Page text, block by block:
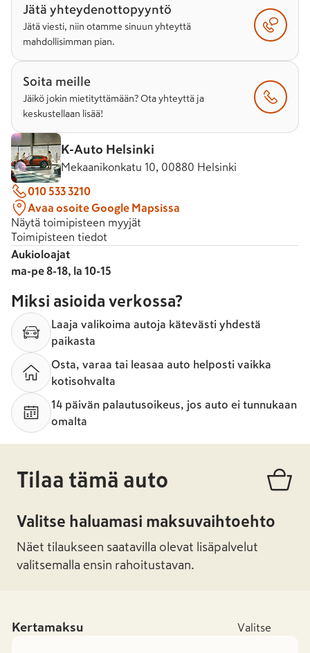
Jätä yhteydenottopyyntö
Jätä viesti, niin otamme sinuun yhteyttä
mahdollisimman pian.
Soita meille
Jäikö jokin mietityttämään? Ota yhteyttä ja
keskustellaan lisää!
K-Auto Helsinki
Mekaanikonkatu 10, 00880 Helsinki
010 533 3210
Avaa osoite Google Mapsissa
Näytä toimipisteen myyjät
Toimipisteen tiedot
Aukioloajat
ma-pe 8-18, la 10-15
Miksi asioida verkossa?
Laaja valikoima autoja kätevästi yhdestä
paikasta
Osta, varaa tai leasaa auto helposti vaikka
kotisohvalta
14 päivän palautusoikeus, jos auto ei tunnukaan
omalta
Tilaa tämä auto
Valitse haluamasi maksuvaihtoehto
Näet tilaukseen saatavilla olevat lisäpalvelut
valitsemalla ensin rahoitustavan.
Kertamaksu Valitse